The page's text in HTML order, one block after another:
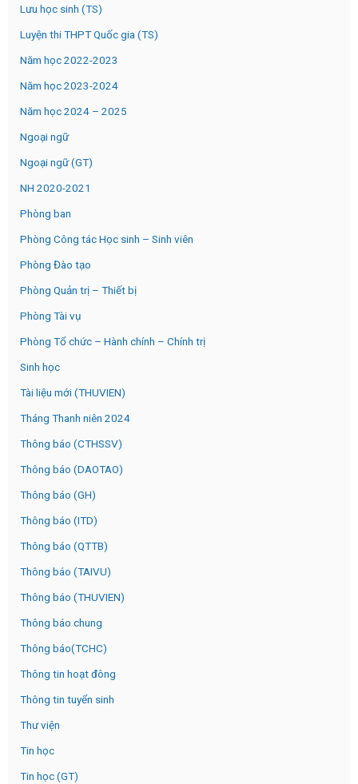
Lưu học sinh (TS)
Luyện thi THPT Quốc gia (TS)
Năm học 2022-2023
Năm học 2023-2024
Năm học 2024 – 2025
Ngoại ngữ
Ngoại ngữ (GT)
NH 2020-2021
Phòng ban
Phòng Công tác Học sinh – Sinh viên
Phòng Đào tạo
Phòng Quản trị – Thiết bị
Phòng Tài vụ
Phòng Tổ chức – Hành chính – Chính trị
Sinh học
Tài liệu mới (THUVIEN)
Tháng Thanh niên 2024
Thông báo (CTHSSV)
Thông báo (DAOTAO)
Thông báo (GH)
Thông báo (ITD)
Thông báo (QTTB)
Thông báo (TAIVU)
Thông báo (THUVIEN)
Thông báo chung
Thông báo(TCHC)
Thông tin hoạt đông
Thông tin tuyển sinh
Thư viện
Tin học
Tin học (GT)